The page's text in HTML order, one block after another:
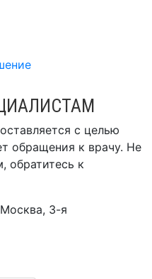
с целью
обращения к врачу. Не
обратитесь к
3-я